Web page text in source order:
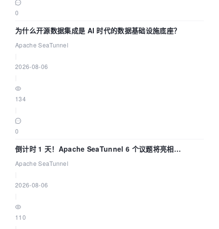
0
为什么开源数据集成是 AI 时代的数据基础设施底座？
Apache SeaTunnel
2026-08-06
134
0
倒计时 1 天！Apache SeaTunnel 6 个议题将亮相
Community Over Code Asia 2026
Apache SeaTunnel
2026-08-06
110